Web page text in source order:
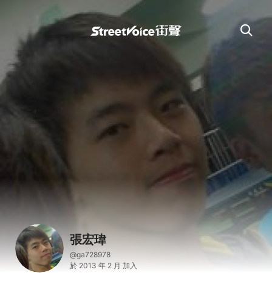
張宏瑋
@ga728978
於 2013 年 2 月 加入